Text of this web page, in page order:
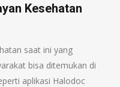
Kesehatan
saat ini yang
bisa ditemukan di
aplikasi Halodoc